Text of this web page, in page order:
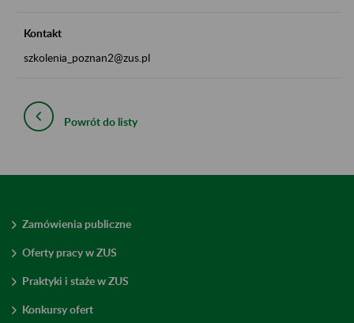
Kontakt
szkolenia_poznan2@zus.pl
Powrót do listy
Zamówienia publiczne
Oferty pracy w ZUS
Praktyki i staże w ZUS
Konkursy ofert